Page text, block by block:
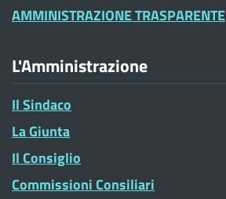
AMMINISTRAZIONE TRASPARENTE
L'Amministrazione
Il Sindaco
La Giunta
Il Consiglio
Commissioni Consiliari